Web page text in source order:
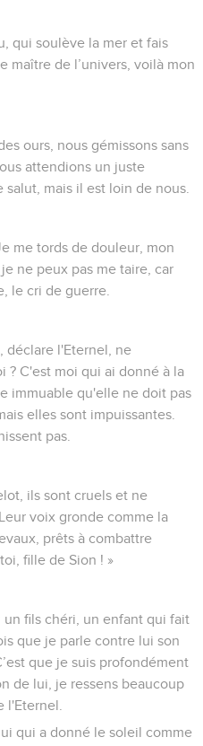
qui soulève la mer et fais
maître de l’univers, voilà mon
ours, nous gémissons sans
attendions un juste
mais il est loin de nous.
me tords de douleur, mon
ne peux pas me taire, car
le cri de guerre.
déclare l'Eternel, ne
? C'est moi qui ai donné à la
immuable qu'elle ne doit pas
elles sont impuissantes.
pas.
ils sont cruels et ne
voix gronde comme la
prêts à combattre
fille de Sion ! »
un fils chéri, un enfant qui fait
que je parle contre lui son
que je suis profondément
de lui, je ressens beaucoup
qui a donné le soleil comme